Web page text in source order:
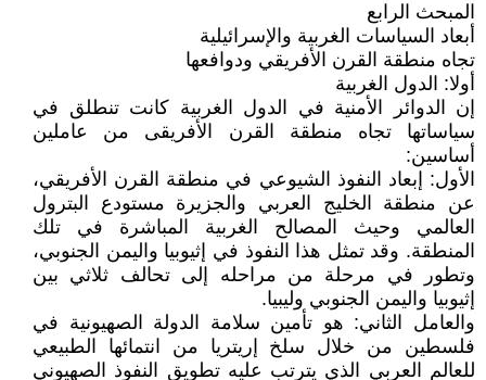
المبحث الرابع
أبعاد السياسات الغربية والإسرائيلية
تجاه منطقة القرن الأفريقي ودوافعها
أولا: الدول الغربية
إن الدوائر الأمنية في الدول الغربية كانت تنطلق في
سياساتها تجاه منطقة القرن الأفريقى من عاملين
أساسين:
الأول: إبعاد النفوذ الشيوعي في منطقة القرن الأفريقي،
عن منطقة الخليج العربي والجزيرة مستودع البترول
العالمي وحيث المصالح الغربية المباشرة في تلك
المنطقة. وقد تمثل هذا النفوذ في إثيوبيا واليمن الجنوبي،
وتطور في مرحلة من مراحله إلى تحالف ثلاثي بين
إثيوبيا واليمن الجنوبي وليبيا.
والعامل الثاني: هو تأمين سلامة الدولة الصهيونية في
فلسطين من خلال سلخ إريتريا من انتمائها الطبيعي
للعالم العربي الذي يترتب عليه تطويق النفوذ الصهيوني